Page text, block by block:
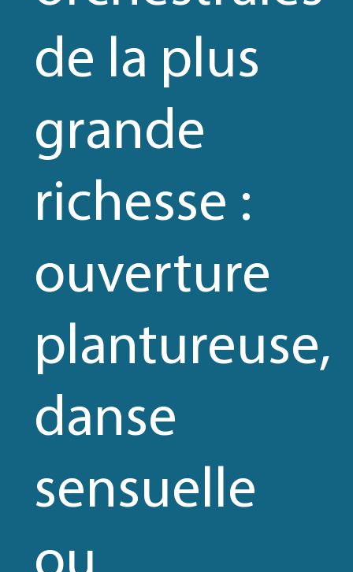
de la plus
grande
richesse :
ouverture
plantureuse,
danse
sensuelle
ou